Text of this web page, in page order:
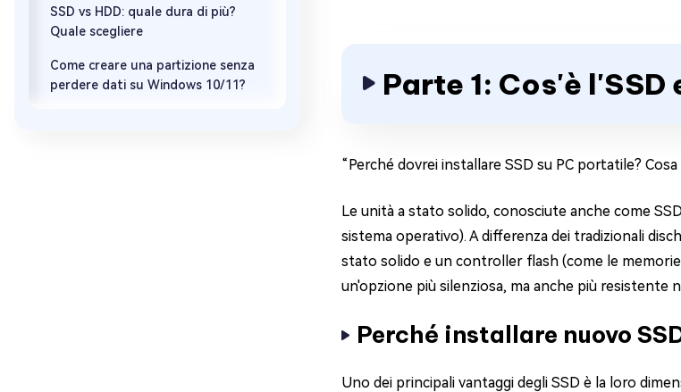
SSD vs HDD: quale dura di più?
Quale scegliere
Come creare una partizione senza
perdere dati su Windows 10/11?
Parte 1: Cos'è
“Perché dovrei installare SSD su PC portatile?
Le unità a stato solido, conosciute anche come
sistema operativo). A differenza dei tradizionali
stato solido e un controller flash (come le
un'opzione più silenziosa, ma anche più resistente
Perché installare nuovo
Uno dei principali vantaggi degli SSD è la loro